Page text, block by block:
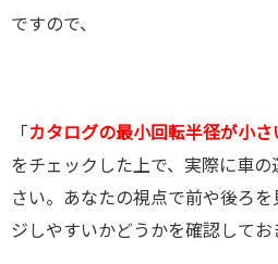
ですので、
「カタログの最小回転半径が小
をチェックした上で、実際に車
さい。あなたの視点で前や後ろ
ジしやすいかどうかを確認してお